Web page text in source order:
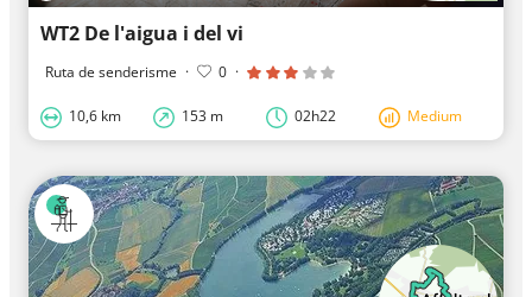
WT2 De l'aigua i del vi
Ruta de senderisme · 0 ·
10,6 km 153 m 02h22 Medium